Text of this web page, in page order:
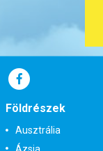
Földrészek
Ausztrália
Ázsia